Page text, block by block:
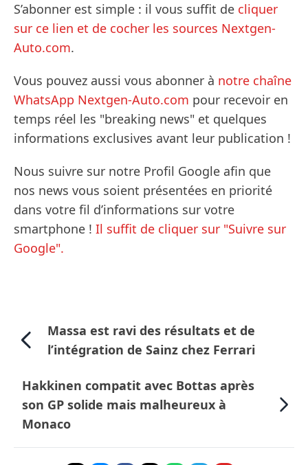
S’abonner est simple : il vous suffit de cliquer
sur ce lien et de cocher les sources Nextgen-
Auto.com.
Vous pouvez aussi vous abonner à notre chaîne
WhatsApp Nextgen-Auto.com pour recevoir en
temps réel les "breaking news" et quelques
informations exclusives avant leur publication !
Nous suivre sur notre Profil Google afin que
nos news vous soient présentées en priorité
dans votre fil d’informations sur votre
smartphone ! Il suffit de cliquer sur "Suivre sur
Google".
Massa est ravi des résultats et de
l’intégration de Sainz chez Ferrari
Hakkinen compatit avec Bottas après
son GP solide mais malheureux à
Monaco